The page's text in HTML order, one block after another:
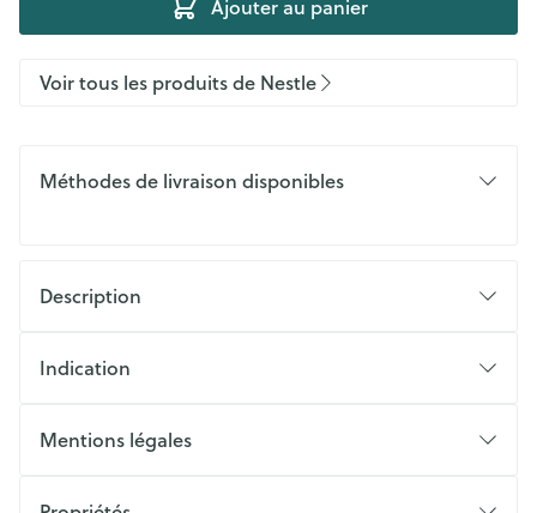
Ajouter au panier
Voir tous les produits de Nestle
Méthodes de livraison disponibles
Description
Indication
Mentions légales